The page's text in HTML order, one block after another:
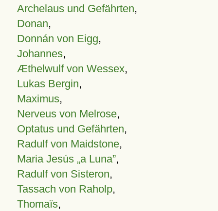
Archelaus und Gefährten,
Donan,
Donnán von Eigg,
Johannes,
Æthelwulf von Wessex,
Lukas Bergin,
Maximus,
Nerveus von Melrose,
Optatus und Gefährten,
Radulf von Maidstone,
Maria Jesús „a Luna”,
Radulf von Sisteron,
Tassach von Raholp,
Thomaïs,